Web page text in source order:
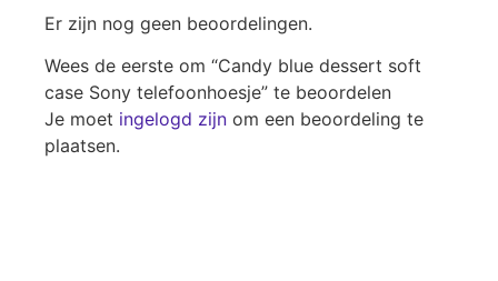
Er zijn nog geen beoordelingen.
Wees de eerste om “Candy blue dessert soft
case Sony telefoonhoesje” te beoordelen
Je moet ingelogd zijn om een beoordeling te
plaatsen.